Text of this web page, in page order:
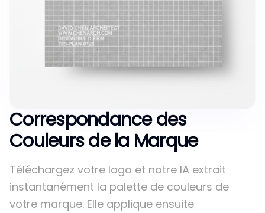
Correspondance des
Couleurs de la Marque
Téléchargez votre logo et notre IA extrait
instantanément la palette de couleurs de
votre marque. Elle applique ensuite